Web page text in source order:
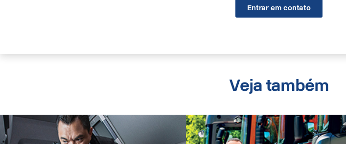
Entrar em contato
Veja também